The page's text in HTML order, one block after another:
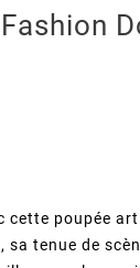
cette poupée
tenue de